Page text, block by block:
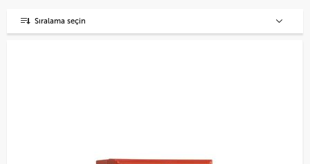
Sıralama seçin